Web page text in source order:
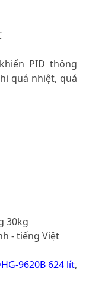
PID thông
quá nhiệt, quá
30kg
- tiếng Việt
9620B 624 lít,